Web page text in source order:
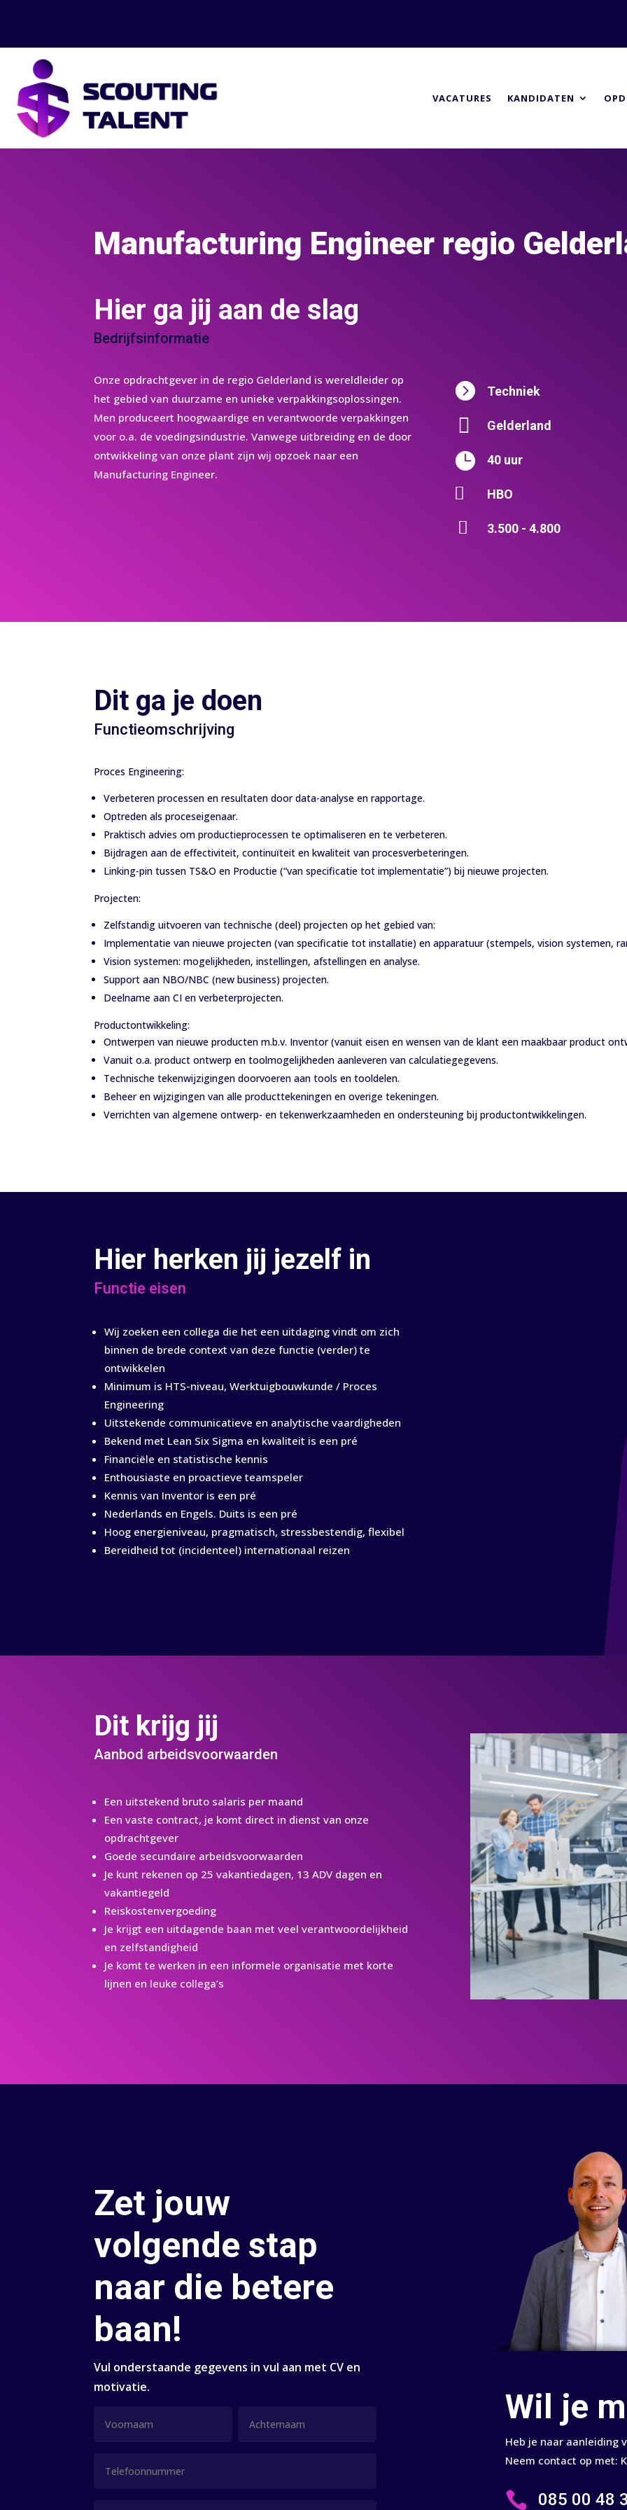
VACATURES KANDIDATEN
Manufacturing Engineer regio
Hier ga jij aan de slag
Bedrijfsinformatie
Onze opdrachtgever in de regio Gelderland is wereldleider op
het gebied van duurzame en unieke verpakkingsoplossingen.
Men produceert hoogwaardige en verantwoorde verpakkingen
voor o.a. de voedingsindustrie. Vanwege uitbreiding en de door
ontwikkeling van onze plant zijn wij opzoek naar een
Manufacturing Engineer.
 Techniek
 Gelderland
 40 uur
 HBO
 3.500 - 4.800
Dit ga je doen
Functieomschrijving
Proces Engineering:
Verbeteren processen en resultaten door data-analyse en rapportage.
Optreden als proceseigenaar.
Praktisch advies om productieprocessen te optimaliseren en te verbeteren.
Bijdragen aan de effectiviteit, continuïteit en kwaliteit van procesverbeteringen.
Linking-pin tussen TS&O en Productie (“van specificatie tot implementatie”) bij nieuwe projecten.
Projecten:
Zelfstandig uitvoeren van technische (deel) projecten op het gebied van:
Implementatie van nieuwe projecten (van specificatie tot installatie) en apparatuur (stempels, vision systemen,
Vision systemen: mogelijkheden, instellingen, afstellingen en analyse.
Support aan NBO/NBC (new business) projecten.
Deelname aan CI en verbeterprojecten.
Productontwikkeling:
Ontwerpen van nieuwe producten m.b.v. Inventor (vanuit eisen en wensen van de klant een maakbaar product
Vanuit o.a. product ontwerp en toolmogelijkheden aanleveren van calculatiegegevens.
Technische tekenwijzigingen doorvoeren aan tools en tooldelen.
Beheer en wijzigingen van alle producttekeningen en overige tekeningen.
Verrichten van algemene ontwerp- en tekenwerkzaamheden en ondersteuning bij productontwikkelingen.
Hier herken jij jezelf in
Functie eisen
Wij zoeken een collega die het een uitdaging vindt om zich
binnen de brede context van deze functie (verder) te
ontwikkelen
Minimum is HTS-niveau, Werktuigbouwkunde / Proces
Engineering
Uitstekende communicatieve en analytische vaardigheden
Bekend met Lean Six Sigma en kwaliteit is een pré
Financiële en statistische kennis
Enthousiaste en proactieve teamspeler
Kennis van Inventor is een pré
Nederlands en Engels. Duits is een pré
Hoog energieniveau, pragmatisch, stressbestendig, flexibel
Bereidheid tot (incidenteel) internationaal reizen
Dit krijg jij
Aanbod arbeidsvoorwaarden
Een uitstekend bruto salaris per maand
Een vaste contract, je komt direct in dienst van onze
opdrachtgever
Goede secundaire arbeidsvoorwaarden
Je kunt rekenen op 25 vakantiedagen, 13 ADV dagen en
vakantiegeld
Reiskostenvergoeding
Je krijgt een uitdagende baan met veel verantwoordelijkheid
en zelfstandigheid
Je komt te werken in een informele organisatie met korte
lijnen en leuke collega’s
Zet jouw
volgende stap
naar die betere
baan!
Vul onderstaande gegevens in vul aan met CV en
motivatie.
Wil je
Heb je naar aanleiding
Neem contact op met:
 085 00 48